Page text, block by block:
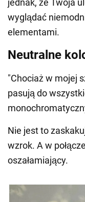
jednak, że Twoja
wyglądać
elementami.
Neutralne
"Chociaż w mojej
pasują do
Nie jest to
wzrok. A w
oszałamiający.